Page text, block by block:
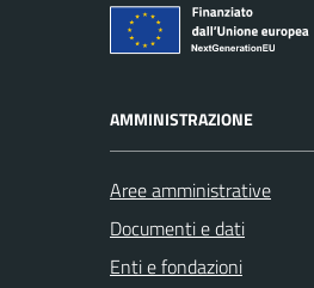
AMMINISTRAZIONE
Aree amministrative
Documenti e dati
Enti e fondazioni